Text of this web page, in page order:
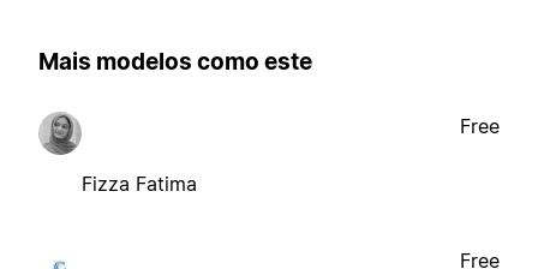
Mais modelos como este
Fizza Fatima
Free
Free